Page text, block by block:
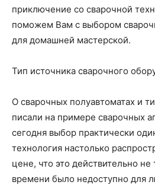
приключение со сварочной
поможем Вам с выбором
для домашней мастерской.
Тип источника сварочного
О сварочных полуавтоматах и
писали на примере сварочных
сегодня выбор практически
технология настолько
цене, что это действительно не
времени было недоступно для